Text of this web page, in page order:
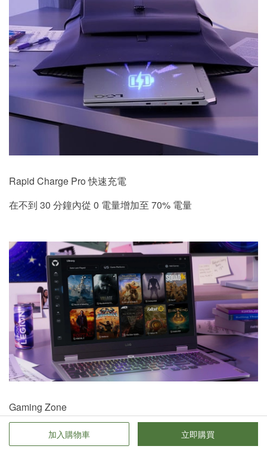
加入購物車 立即購買
Rapid Charge Pro 快速充電
在不到 30 分鐘內從 0 電量增加至 70% 電量
Gaming Zone
一套全面的 AI 體驗。 電競玩家的遊戲教練、直播者的遊戲
剪輯大師，以及學生玩家的遊戲夥伴。